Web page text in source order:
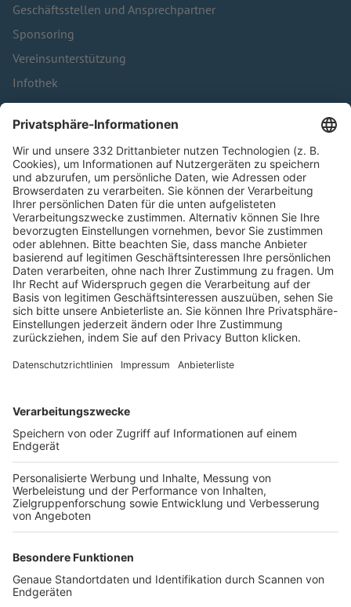
Geschäftsstellen und Ansprechpartner
Sponsoring
Vereinsunterstützung
Infothek
Kontakt
HÄUFIG BESUCHTE SEITEN
Pässe und Vereinswechsel
Trainerausbildung
Schulungsangebot Vereinsmitarbeiter
BFV-Geschäftsstellen
Trainerbörse
Login SpielPlus
FOLGE DEM BFV
TOP-VEREINE
TOP-PARTNER